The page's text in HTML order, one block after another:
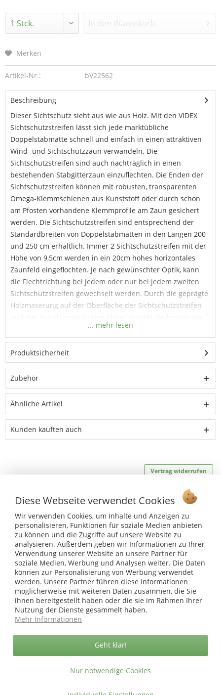
In den Warenkorb
Merken
Artikel-Nr.: bV22562
Beschreibung
Dieser Sichtschutz sieht aus wie aus Holz. Mit den VIDEX
Sichtschutzstreifen lässt sich jede marktübliche
Doppelstabmatte schnell und einfach in einen attraktiven
Wind- und Sichtschutzzaun verwandeln. Die
Sichtschutzstreifen sind auch nachträglich in einen
bestehenden Stabgitterzaun einzuflechten. Die Enden der
Sichtschutzstreifen können mit robusten, transparenten
Omega-Klemmschienen aus Kunststoff oder durch schon
am Pfosten vorhandene Klemmprofile am Zaun gesichert
werden. Die Sichtschutzstreifen sind entsprechend der
Standardbreiten von Doppelstabmatten in den Längen 200
und 250 cm erhältlich. Immer 2 Sichtschutzstreifen mit der
Höhe von 9,5cm werden in ein 20cm hohes horizontales
Zaunfeld eingeflochten. Je nach gewünschter Optik, kann
die Flechtrichtung bei jedem oder nur bei jedem zweiten
Sichtschutzstreifen gewechselt werden. Durch die geprägte
Holzmaserung auf der Oberfläche der Sichtschutzstreifen
Doppelstabmatte jetzt wie ein Flechtzaun aus Holz. Stellen
Sie sicher, dass die Pfosten Ihres Zaun für die erhöhte
Windlast eines geschlossenen Sichtschutzzauns statisch
geeignet sind.
Material Sichtschutzstreifen
Sichtschutzstreifen mit 9,5cm Höhe
für ein horizontales Zaunfeld (20cm Höhe) benötigen Sie
2 Streifen (2 x 9,5cm = 19cm)
geprägte Holzmaserung in der Oberfläche
zum Einflechten in Doppelstabmatten
langlebig, robust, flexibel und pflegeleicht
Produktsicherheit
Zubehör
Ähnliche Artikel
Kunden kauften auch
Vertrag widerrufen
Service Hotline
Shop Service
Informationen
* bei Paketversand. Alle Preise inkl. gesetzl. Mehrwertsteuer zzgl.
Versandkosten.
Copyright © afp marketing gmbh - Alle Rechte vorbehalten
Sicher zahlen in unserem Onlineshop
Diese Webseite verwendet Cookies
Wir verwenden Cookies, um Inhalte und Anzeigen zu
personalisieren, Funktionen für soziale Medien anbieten
zu können und die Zugriffe auf unsere Website zu
analysieren. Außerdem geben wir Informationen zu Ihrer
Verwendung unserer Website an unsere Partner für
soziale Medien, Werbung und Analysen weiter. Die Daten
können zur Personalisierung von Werbung verwendet
werden. Unsere Partner führen diese Informationen
möglicherweise mit weiteren Daten zusammen, die Sie
ihnen bereitgestellt haben oder die sie im Rahmen Ihrer
Nutzung der Dienste gesammelt haben.
Mehr Informationen
Nur notwendige Cookies
Geht klar!